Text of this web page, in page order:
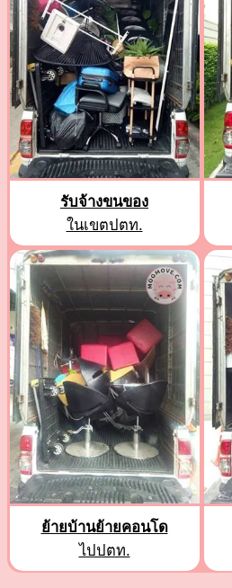
รับจ้างขนของ
ในเขตปตท.
ย้ายบ้านย้ายคอนโด
ไปปตท.